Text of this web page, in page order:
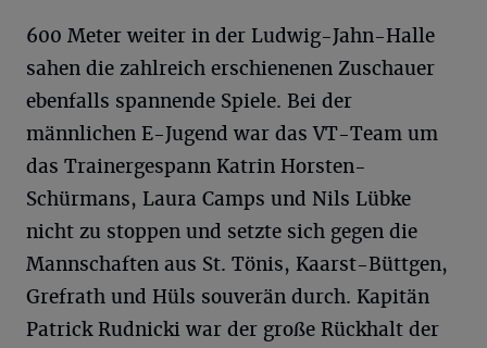
600 Meter weiter in der Ludwig-Jahn-Halle
sahen die zahlreich erschienenen Zuschauer
ebenfalls spannende Spiele. Bei der
männlichen E-Jugend war das VT-Team um
das Trainergespann Katrin Horsten-
Schürmans, Laura Camps und Nils Lübke
nicht zu stoppen und setzte sich gegen die
Mannschaften aus St. Tönis, Kaarst-Büttgen,
Grefrath und Hüls souverän durch. Kapitän
Patrick Rudnicki war der große Rückhalt der